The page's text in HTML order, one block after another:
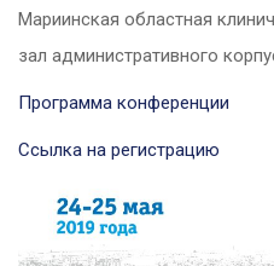
Мариинская областная
зал административного
Программа конференции
Ссылка на регистрацию